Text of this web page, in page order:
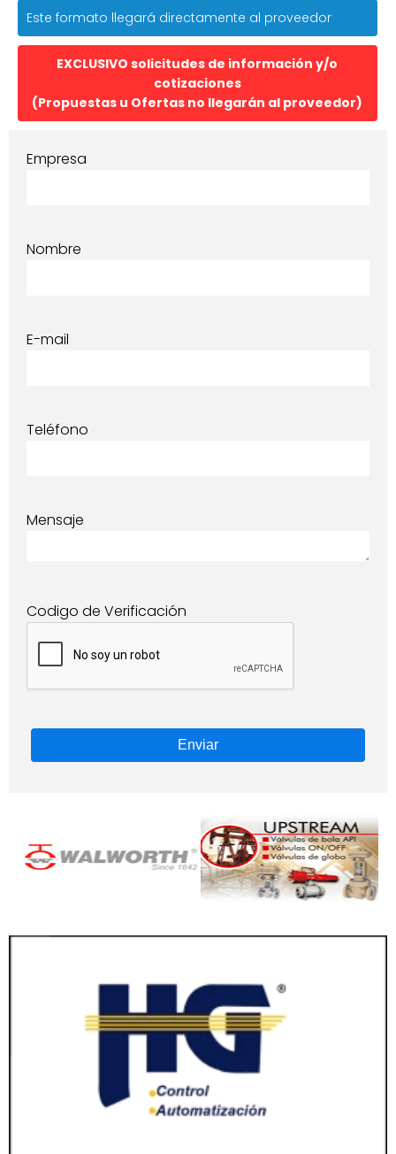
Este formato llegará directamente al proveedor
EXCLUSIVO solicitudes de información y/o
cotizaciones
(Propuestas u Ofertas no llegarán al proveedor)
Empresa
Nombre
E-mail
Teléfono
Mensaje
Codigo de Verificación
Enviar